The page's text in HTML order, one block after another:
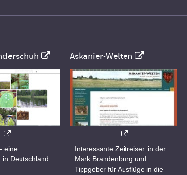
eine
in Deutschland
Askanier-Welten
Interessante Zeitreisen in der
Mark Brandenburg und
Tippgeber für Ausflüge in die